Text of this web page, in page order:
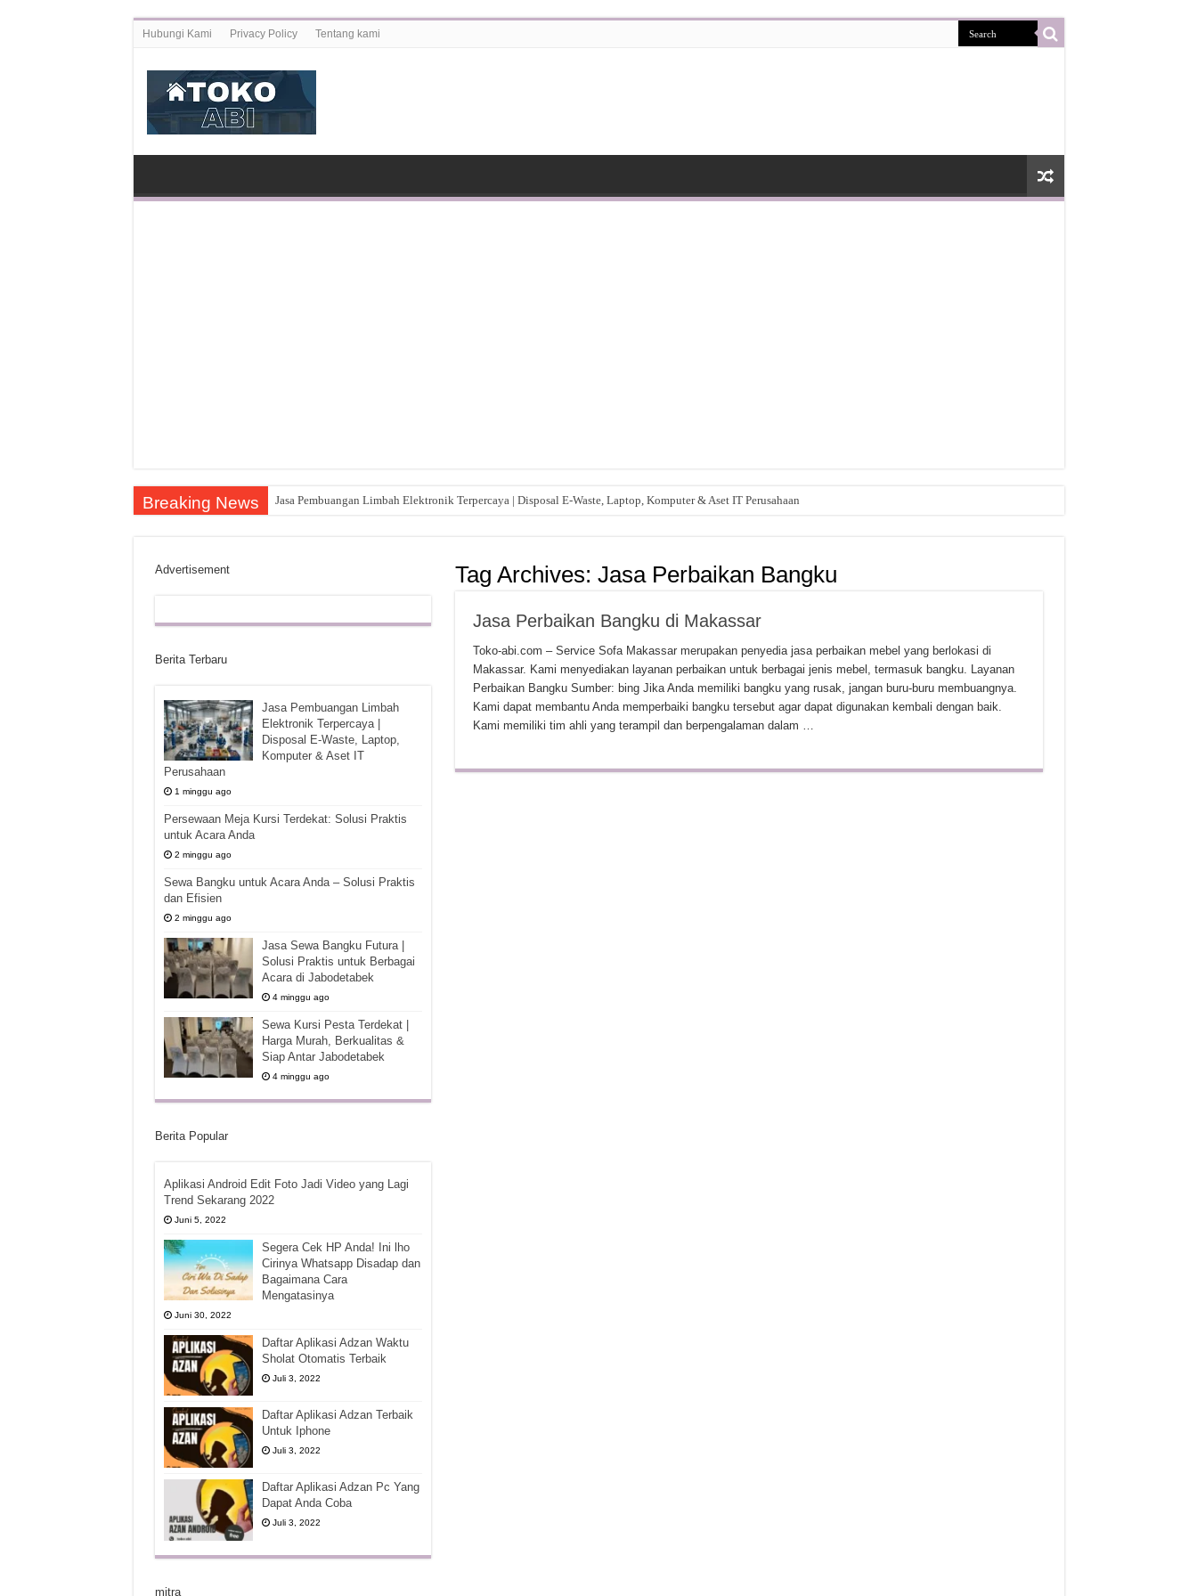
Hubungi Kami Privacy Policy Tentang kami
Breaking News Jasa Pembuangan Limbah Elektronik Terpercaya | Disposal E-Waste, Laptop, Komputer & Aset IT Perusahaan
Tag Archives: Jasa Perbaikan Bangku
Jasa Perbaikan Bangku di Makassar
Toko-abi.com – Service Sofa Makassar merupakan penyedia jasa perbaikan mebel yang berlokasi di
Makassar. Kami menyediakan layanan perbaikan untuk berbagai jenis mebel, termasuk bangku. Layanan
Perbaikan Bangku Sumber: bing Jika Anda memiliki bangku yang rusak, jangan buru-buru membuangnya.
Kami dapat membantu Anda memperbaiki bangku tersebut agar dapat digunakan kembali dengan baik.
Kami memiliki tim ahli yang terampil dan berpengalaman dalam …
Advertisement
Berita Terbaru
Jasa Pembuangan Limbah
Elektronik Terpercaya |
Disposal E-Waste, Laptop,
Komputer & Aset IT
Perusahaan
1 minggu ago
Persewaan Meja Kursi Terdekat: Solusi Praktis
untuk Acara Anda
2 minggu ago
Sewa Bangku untuk Acara Anda – Solusi Praktis
dan Efisien
2 minggu ago
Jasa Sewa Bangku Futura |
Solusi Praktis untuk Berbagai
Acara di Jabodetabek
4 minggu ago
Sewa Kursi Pesta Terdekat |
Harga Murah, Berkualitas &
Siap Antar Jabodetabek
4 minggu ago
Berita Popular
Aplikasi Android Edit Foto Jadi Video yang Lagi
Trend Sekarang 2022
Juni 5, 2022
Segera Cek HP Anda! Ini lho
Cirinya Whatsapp Disadap dan
Bagaimana Cara
Mengatasinya
Juni 30, 2022
Daftar Aplikasi Adzan Waktu
Sholat Otomatis Terbaik
Juli 3, 2022
Daftar Aplikasi Adzan Terbaik
Untuk Iphone
Juli 3, 2022
Daftar Aplikasi Adzan Pc Yang
Dapat Anda Coba
Juli 3, 2022
mitra